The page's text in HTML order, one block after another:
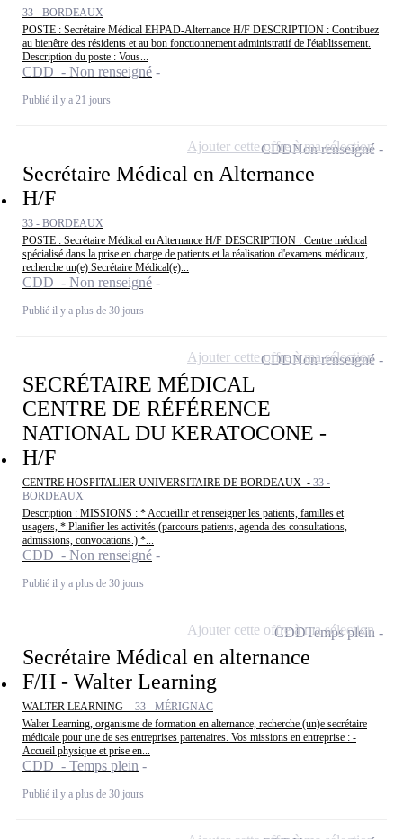
33 - BORDEAUX
POSTE : Secrétaire Médical EHPAD-Alternance H/F DESCRIPTION : Contribuez
au bienêtre des résidents et au bon fonctionnement administratif de l'établissement.
Description du poste : Vous...
CDD - Non renseigné
Publié il y a 21 jours
Secrétaire Médical en Alternance
H/F
33 - BORDEAUX
POSTE : Secrétaire Médical en Alternance H/F DESCRIPTION : Centre médical
spécialisé dans la prise en charge de patients et la réalisation d'examens médicaux,
recherche un(e) Secrétaire Médical(e)...
CDD - Non renseigné
Publié il y a plus de 30 jours
CDDNon renseigné
Ajouter cette offre à ma sélection
SECRÉTAIRE MÉDICAL
CENTRE DE RÉFÉRENCE
NATIONAL DU KERATOCONE -
H/F
CENTRE HOSPITALIER UNIVERSITAIRE DE BORDEAUX - 33 -
BORDEAUX
Description : MISSIONS : * Accueillir et renseigner les patients, familles et
usagers, * Planifier les activités (parcours patients, agenda des consultations,
admissions, convocations.) *...
CDD - Non renseigné
Publié il y a plus de 30 jours
CDDNon renseigné
Ajouter cette offre à ma sélection
Secrétaire Médical en alternance
F/H - Walter Learning
WALTER LEARNING - 33 - MÉRIGNAC
Walter Learning, organisme de formation en alternance, recherche (un)e secrétaire
médicale pour une de ses entreprises partenaires. Vos missions en entreprise : -
Accueil physique et prise en...
CDD - Temps plein
Publié il y a plus de 30 jours
CDDTemps plein
Ajouter cette offre à ma sélection